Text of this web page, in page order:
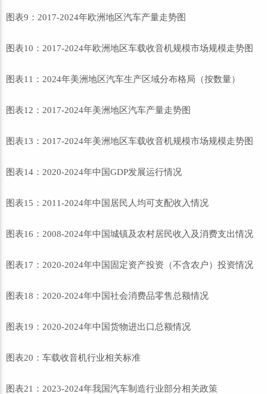
图表9：2017-2024年欧洲地区汽车产量走势图
图表10：2017-2024年欧洲地区车载收音机规模市场规模走势图
图表11：2024年美洲地区汽车生产区域分布格局（按数量）
图表12：2017-2024年美洲地区汽车产量走势图
图表13：2017-2024年美洲地区车载收音机规模市场规模走势图
图表14：2020-2024年中国GDP发展运行情况
图表15：2011-2024年中国居民人均可支配收入情况
图表16：2008-2024年中国城镇及农村居民收入及消费支出情况
图表17：2020-2024年中国固定资产投资（不含农户）投资情况
图表18：2020-2024年中国社会消费品零售总额情况
图表19：2020-2024年中国货物进出口总额情况
图表20：车载收音机行业相关标准
图表21：2023-2024年我国汽车制造行业部分相关政策